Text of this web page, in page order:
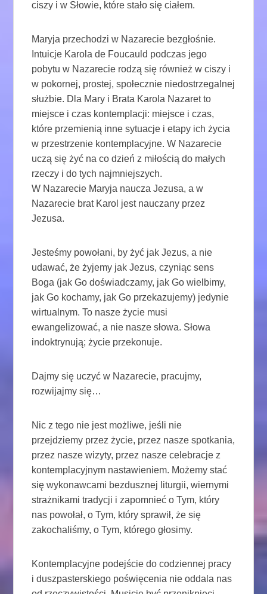
ciszy i w Słowie, które stało się ciałem.
Maryja przechodzi w Nazarecie bezgłośnie.
Intuicje Karola de Foucauld podczas jego
pobytu w Nazarecie rodzą się również w ciszy i
w pokornej, prostej, społecznie niedostrzegalnej
służbie. Dla Mary i Brata Karola Nazaret to
miejsce i czas kontemplacji: miejsce i czas,
które przemienią inne sytuacje i etapy ich życia
w przestrzenie kontemplacyjne. W Nazarecie
uczą się żyć na co dzień z miłością do małych
rzeczy i do tych najmniejszych.
W Nazarecie Maryja naucza Jezusa, a w
Nazarecie brat Karol jest nauczany przez
Jezusa.
Jesteśmy powołani, by żyć jak Jezus, a nie
udawać, że żyjemy jak Jezus, czyniąc sens
Boga (jak Go doświadczamy, jak Go wielbimy,
jak Go kochamy, jak Go przekazujemy) jedynie
wirtualnym. To nasze życie musi
ewangelizować, a nie nasze słowa. Słowa
indoktrynują; życie przekonuje.
Dajmy się uczyć w Nazarecie, pracujmy,
rozwijajmy się…
Nic z tego nie jest możliwe, jeśli nie
przejdziemy przez życie, przez nasze spotkania,
przez nasze wizyty, przez nasze celebracje z
kontemplacyjnym nastawieniem. Możemy stać
się wykonawcami bezdusznej liturgii, wiernymi
strażnikami tradycji i zapomnieć o Tym, który
nas powołał, o Tym, który sprawił, że się
zakochaliśmy, o Tym, którego głosimy.
Kontemplacyjne podejście do codziennej pracy
i duszpasterskiego poświęcenia nie oddala nas